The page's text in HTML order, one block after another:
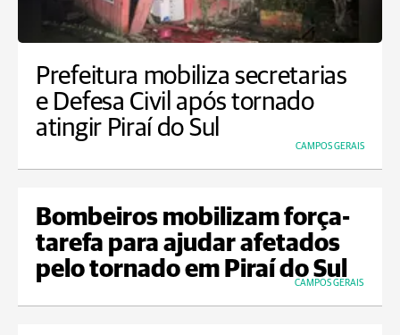
Prefeitura mobiliza secretarias
e Defesa Civil após tornado
atingir Piraí do Sul
CAMPOS GERAIS
Bombeiros mobilizam força-
tarefa para ajudar afetados
pelo tornado em Piraí do Sul
CAMPOS GERAIS